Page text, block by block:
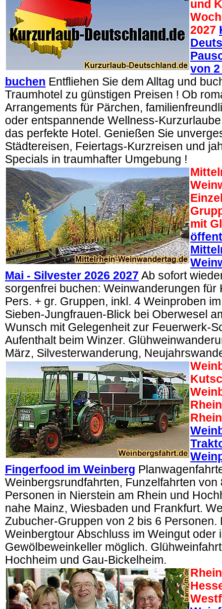
und
2027
von 2
buchen Entfliehen Sie dem Alltag und
Traumhotel zu günstigen Preisen ! Ob
Arrangements für Pärchen,
oder entspannende Wellness-
das perfekte Hotel. Genießen Sie
Städtereisen, Feiertags-Kurzreisen und
Specials in traumhafter Umgebung !
mit
Mai - Silvester 2026 2027 Ab sofort
sorgenfrei buchen: Weinwanderungen für
Pers. + gr. Gruppen, inkl. 4 Weinproben
Sieben-Jungfrauen-Blick bei Oberwesel
Wunsch mit Gelegenheit zur Feuerwerk-
Aufenthalt beim Winzer.
März, Silvesterwanderung,
Fingerfood im Weinberg
Weinbergsrundfahrten, Funzelfahrten von
Personen in Nierstein am Rhein und
nahe Mainz, Wiesbaden und Frankfurt.
Zubucher-Gruppen von 2 bis 6 Personen.
Weinbergtour Abschluss im Weingut oder
Gewölbeweinkeller möglich.
Hochheim und Gau-Bickelheim.